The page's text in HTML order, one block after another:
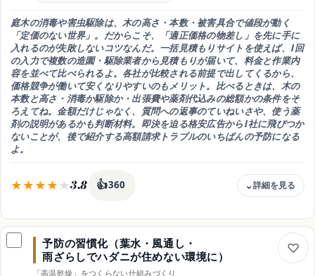
向き
高い木・本数が多い庭のお家
庭木の消毒や害虫駆除は、木の高さ・本数・被害具合で値段が動く
「定価のない世界」。だからこそ、
「適正価格の物差し」を先に手に
入れるのが失敗しないコツなんだ。一括見積もりサイトを使えば、1回
の入力で複数の造園・駆除業者から見積もりが届いて、料金と作業内
容を並べて比べられるよ。各社が比較される前提で出してくるから、
価格競争が働いて安くなりやすいのもメリット。比べるときは、 木の
本数と高さ・消毒か駆除か・出張費や薬剤代込みの総額かの条件をそ
ろえてね。金額だけじゃなく、質問への返事のていねいさや、使う薬
剤の説明があるかも判断材料。即決を迫る格安広告から1社に飛びつか
ないことが、後で紹介する高額請求トラブルのいちばんの予防になる
よ。
3.8 👍360
費用感
競争原理で下がりやすい
強み
相場の把握と比較が一度にできる
予防の習慣化（葉水・風通し・
雨ざらしでハダニが住めない環境に）
「高温乾燥」をつくらない仕組みづくり